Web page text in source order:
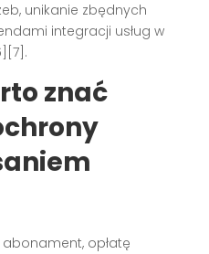
unikanie zbędnych
integracji usług w
znać
opłatę